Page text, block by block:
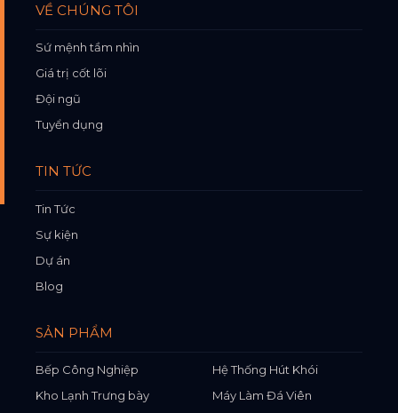
VỀ CHÚNG TÔI
Sứ mệnh tầm nhìn
Giá trị cốt lõi
Đội ngũ
Tuyển dụng
TIN TỨC
Tin Tức
Sự kiện
Dự án
Blog
SẢN PHẨM
Bếp Công Nghiệp
Hệ Thống Hút Khói
Kho Lạnh Trưng bày
Máy Làm Đá Viên